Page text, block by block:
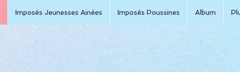
Imposés Jeunesses Ainées Imposés Poussines Album